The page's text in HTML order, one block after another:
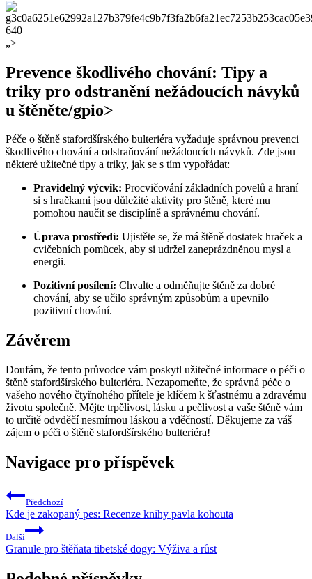
„>
Prevence škodlivého chování: Tipy a
triky pro odstranění nežádoucích návyků
u štěněte/gpio>
Péče o štěně stafordšírského bulteriéra vyžaduje správnou prevenci
škodlivého chování a odstraňování nežádoucích návyků. Zde jsou
některé užitečné tipy a triky, jak se s tím vypořádat:
Pravidelný výcvik: Procvičování základních povelů a hraní
si s hračkami jsou důležité aktivity pro štěně, které mu
pomohou naučit se disciplíně a správnému chování.
Úprava prostředí: Ujistěte se, že má štěně dostatek hraček a
cvičebních pomůcek, aby si udržel zaneprázdněnou mysl a
energii.
Pozitivní posílení: Chvalte a odměňujte štěně za dobré
chování, aby se učilo správným způsobům a upevnilo
pozitivní chování.
Závěrem
Doufám, že tento průvodce vám poskytl užitečné informace o péči o
štěně stafordšírského bulteriéra. Nezapomeňte, že správná péče o
vašeho nového čtyřnohého přítele je klíčem k šťastnému a zdravému
životu společně. Mějte trpělivost, lásku a pečlivost a vaše štěně vám
to určitě odvděčí nesmírnou láskou a vděčností. Děkujeme za váš
zájem o péči o štěně stafordšírského bulteriéra!
Navigace pro příspěvek
Předchozí
Kde je zakopaný pes: Recenze knihy pavla kohouta
Další
Granule pro štěňata tibetské dogy: Výživa a růst